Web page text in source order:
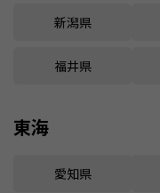
新潟県
福井県
東海
愛知県